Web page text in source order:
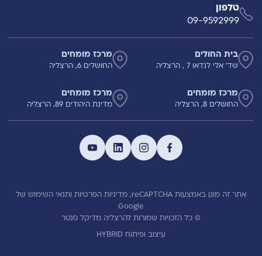
טלפון
09-9592999
בית החולים
שד' אלי לנדאו 7 , הרצליה
מרכז מומחים
החושלים 6, הרצליה
מרכז מומחים
החושלים 8, הרצליה
מרכז מומחים
מדינת היהודים 89, הרצליה
אתר זה מוגן באמצעות reCAPTCHA, מדיניות הפרטיות ותנאי השימוש של
Google
© כל הזכויות שמורות להרצליה מדיקל סנטר
עיצוב ופיתוח HYBRID